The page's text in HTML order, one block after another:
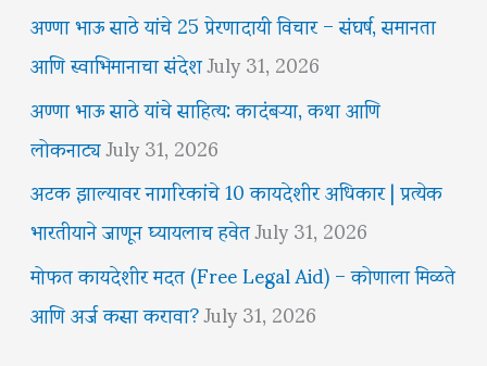
अण्णा भाऊ साठे यांचे 25 प्रेरणादायी विचार – संघर्ष, समानता
आणि स्वाभिमानाचा संदेशJuly 31, 2026
अण्णा भाऊ साठे यांचे साहित्य: कादंबऱ्या, कथा आणि
लोकनाट्यJuly 31, 2026
अटक झाल्यावर नागरिकांचे 10 कायदेशीर अधिकार | प्रत्येक
भारतीयाने जाणून घ्यायलाच हवेतJuly 31, 2026
मोफत कायदेशीर मदत (Free Legal Aid) – कोणाला मिळते
आणि अर्ज कसा करावा?July 31, 2026